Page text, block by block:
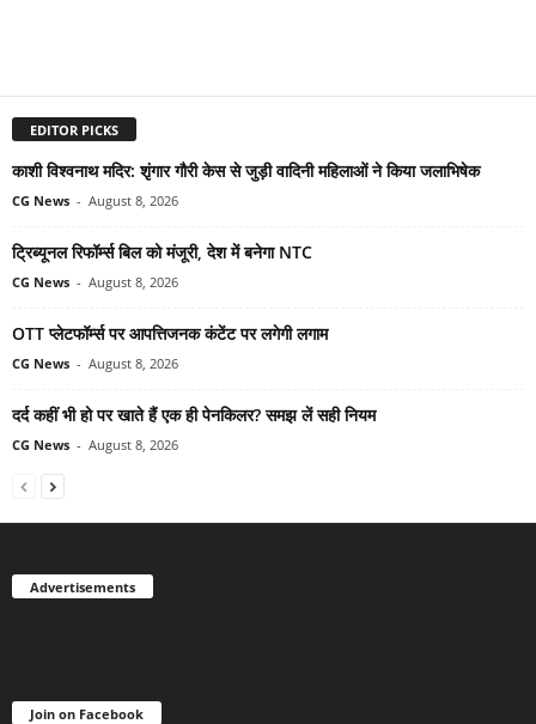
EDITOR PICKS
काशी विश्वनाथ मदिर: शृंगार गौरी केस से जुड़ी वादिनी महिलाओं ने किया जलाभिषेक
CG News - August 8, 2026
ट्रिब्यूनल रिफॉर्म्स बिल को मंजूरी, देश में बनेगा NTC
CG News - August 8, 2026
OTT प्लेटफॉर्म्स पर आपत्तिजनक कंटेंट पर लगेगी लगाम
CG News - August 8, 2026
दर्द कहीं भी हो पर खाते हैं एक ही पेनकिलर? समझ लें सही नियम
CG News - August 8, 2026
Advertisements
Join on Facebook